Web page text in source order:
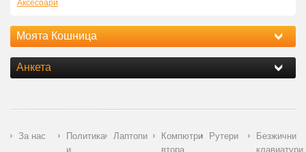
Аксесоари
Моята Кошница
Анкета
За нас
Политика
и
Лаптопи
Компютри
втора
Рутери
Безжични
клавиатури